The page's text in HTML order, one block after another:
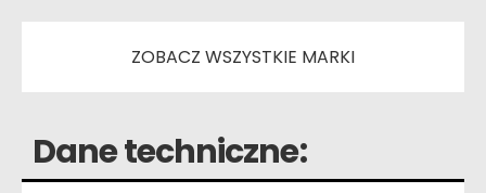
ZOBACZ WSZYSTKIE MARKI
Dane techniczne: